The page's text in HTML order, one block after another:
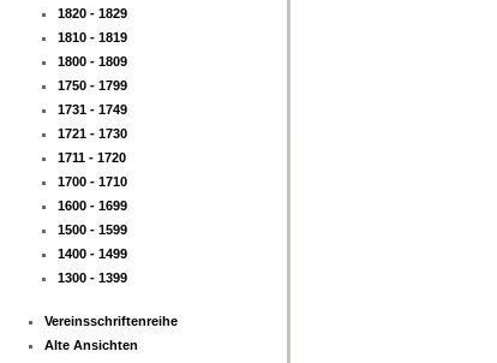
1820 - 1829
1810 - 1819
1800 - 1809
1750 - 1799
1731 - 1749
1721 - 1730
1711 - 1720
1700 - 1710
1600 - 1699
1500 - 1599
1400 - 1499
1300 - 1399
Vereinsschriftenreihe
Alte Ansichten